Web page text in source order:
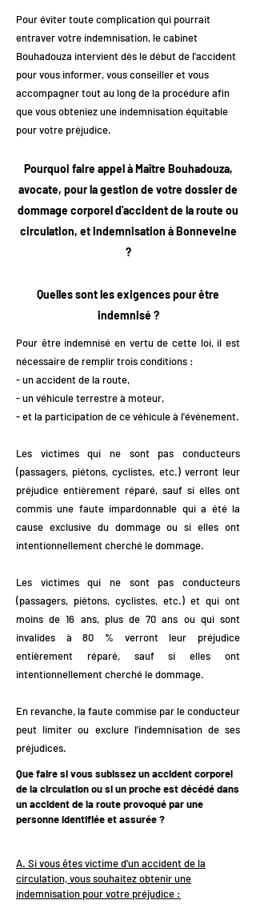
Pour éviter toute complication qui pourrait
entraver votre indemnisation, le cabinet
Bouhadouza intervient dès le début de l'accident
pour vous informer, vous conseiller et vous
accompagner tout au long de la procédure afin
que vous obteniez une indemnisation équitable
pour votre préjudice.
Pourquoi faire appel à Maître Bouhadouza,
avocate, pour la gestion de votre dossier de
dommage corporel d'accident de la route ou
circulation, et indemnisation à Bonneveine
?
Quelles sont les exigences pour être
indemnisé ?
Pour être indemnisé en vertu de cette loi, il est
nécessaire de remplir trois conditions :
- un accident de la route,
- un véhicule terrestre à moteur,
- et la participation de ce véhicule à l'événement.
Les victimes qui ne sont pas conducteurs
(passagers, piétons, cyclistes, etc.) verront leur
préjudice entièrement réparé, sauf si elles ont
commis une faute impardonnable qui a été la
cause exclusive du dommage ou si elles ont
intentionnellement cherché le dommage.
Les victimes qui ne sont pas conducteurs
(passagers, piétons, cyclistes, etc.) et qui ont
moins de 16 ans, plus de 70 ans ou qui sont
invalides à 80 % verront leur préjudice
entièrement réparé, sauf si elles ont
intentionnellement cherché le dommage.
En revanche, la faute commise par le conducteur
peut limiter ou exclure l'indemnisation de ses
préjudices.
Que faire si vous subissez un accident corporel
de la circulation ou si un proche est décédé dans
un accident de la route provoqué par une
personne identifiée et assurée ?
A. Si vous êtes victime d'un accident de la
circulation, vous souhaitez obtenir une
indemnisation pour votre préjudice :